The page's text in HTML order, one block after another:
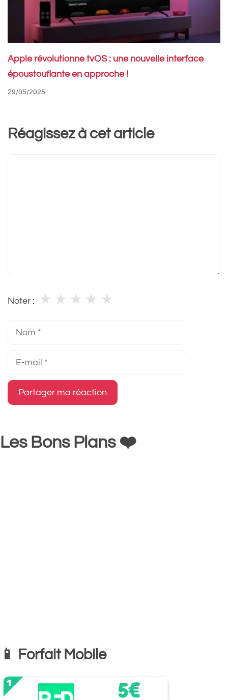
Apple révolutionne tvOS : une nouvelle interface
époustouflante en approche !
29/05/2025
Réagissez à cet article
Noter : ★
★
★
★
★
Les Bons Plans ❤️
📱 Forfait Mobile